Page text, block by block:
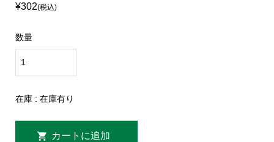
¥302(税込)
数量
在庫 : 在庫有り